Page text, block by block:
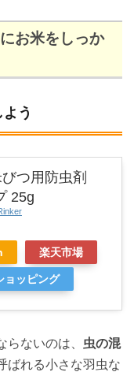
お米をしっか
う
つ用防虫剤
25g
楽天市場
ョッピング
ないのは、 虫の混
ばれる小さな羽虫な